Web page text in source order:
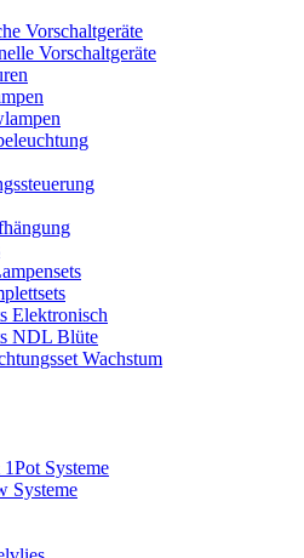
Vorschaltgeräte
Vorschaltgeräte
Elektronisch
NDL Blüte
Wachstum
Systeme
Systeme